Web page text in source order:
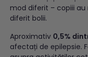
mod diferit – copiii
diferit bolii.
Aproximativ 0,5%
afectați de epilepsie.